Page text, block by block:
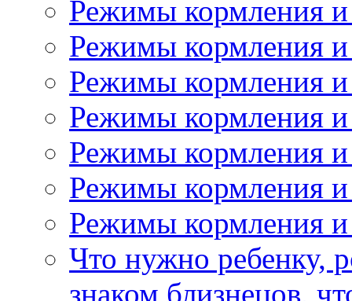
Режимы кормления
Режимы кормления и
Режимы кормления и
Режимы кормления и
Режимы кормления и
Режимы кормления
Режимы кормления и
Что нужно ребенку,
знаком близнецов,